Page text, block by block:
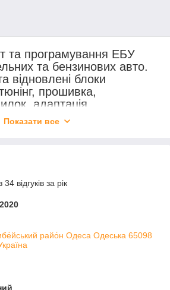
та програмування ЕБУ
та бензинових авто.
відновлені блоки
прошивка,
адаптація
Гарантія якості, доставка
Показати все
відгуків за рік
райо́н Одеса Одеська 65098